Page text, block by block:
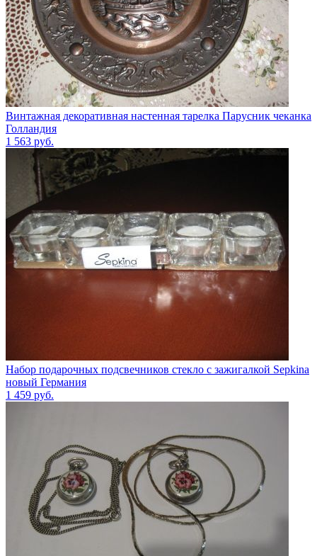
Винтажная декоративная настенная тарелка Парусник чеканка
Голландия
1 563 руб.
Набор подарочных подсвечников стекло с зажигалкой Sepkina
новый Германия
1 459 руб.